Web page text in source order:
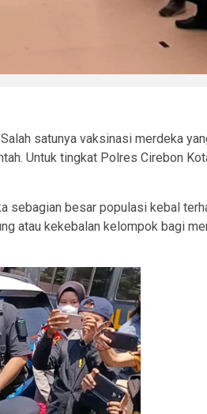
satunya vaksinasi merdeka
Untuk tingkat Polres Cirebon
sebagian besar populasi kebal
atau kekebalan kelompok bagi